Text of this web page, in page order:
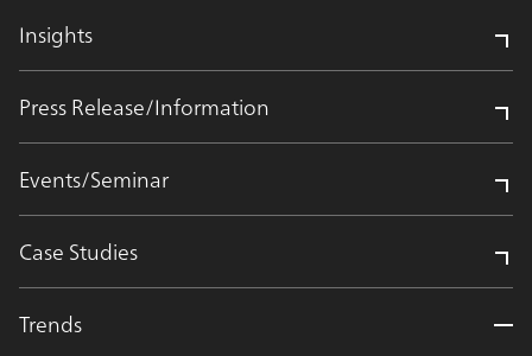
Insights
Press Release/Information
Events/Seminar
Case Studies
Trends